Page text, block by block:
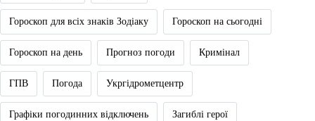
Гороскоп для всіх знаків Зодіаку Гороскоп на сьогодні
Гороскоп на день Прогноз погоди Кримінал
ГПВ Погода Укргідрометцентр
Графіки погодинних відключень Загиблі герої